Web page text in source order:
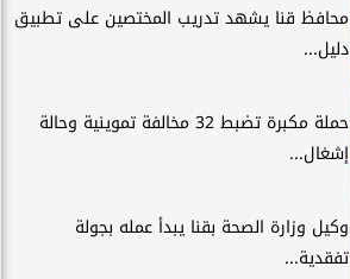
محافظ قنا يشهد تدريب المختصين على تطبيق
دليل...
حملة مكبرة تضبط 32 مخالفة تموينية وحالة
إشغال...
وكيل وزارة الصحة بقنا يبدأ عمله بجولة
تفقدية...